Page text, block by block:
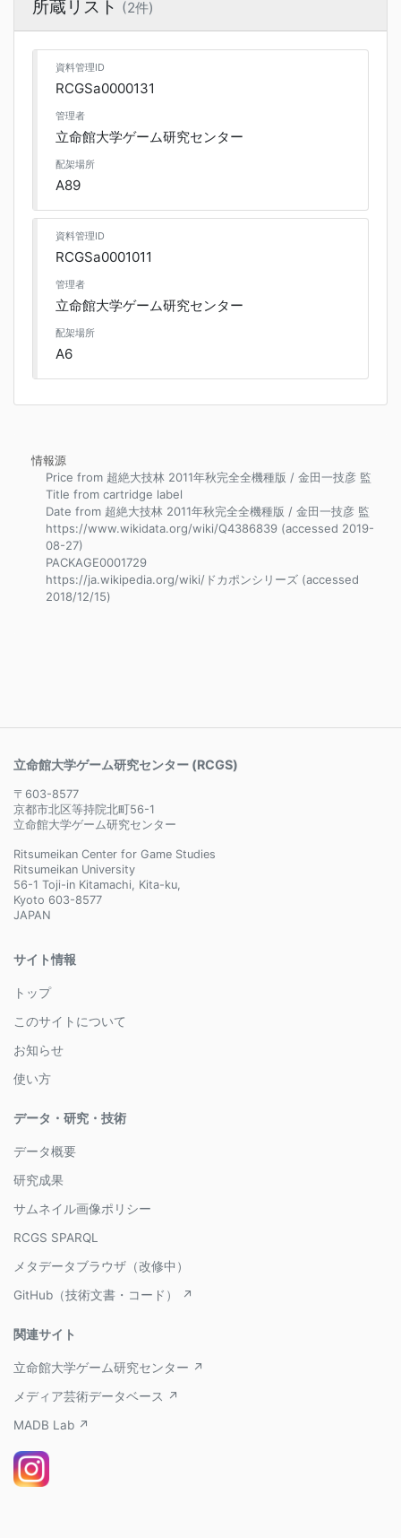
所蔵リスト (2件)
資料管理ID
RCGSa0000131
管理者
立命館大学ゲーム研究センター
配架場所
A89
資料管理ID
RCGSa0001011
管理者
立命館大学ゲーム研究センター
配架場所
A6
情報源
Price from 超絶大技林 2011年秋完全全機種版 / 金田一技彦 監
Title from cartridge label
Date from 超絶大技林 2011年秋完全全機種版 / 金田一技彦 監
https://www.wikidata.org/wiki/Q4386839 (accessed 2019-
08-27)
PACKAGE0001729
https://ja.wikipedia.org/wiki/ドカポンシリーズ (accessed
2018/12/15)
立命館大学ゲーム研究センター (RCGS)
〒603-8577
京都市北区等持院北町56-1
立命館大学ゲーム研究センター
Ritsumeikan Center for Game Studies
Ritsumeikan University
56-1 Toji-in Kitamachi, Kita-ku,
Kyoto 603-8577
JAPAN
サイト情報
トップ
このサイトについて
お知らせ
使い方
データ・研究・技術
データ概要
研究成果
サムネイル画像ポリシー
RCGS SPARQL
メタデータブラウザ（改修中）
GitHub（技術文書・コード） ↗
関連サイト
立命館大学ゲーム研究センター ↗
メディア芸術データベース ↗
MADB Lab ↗